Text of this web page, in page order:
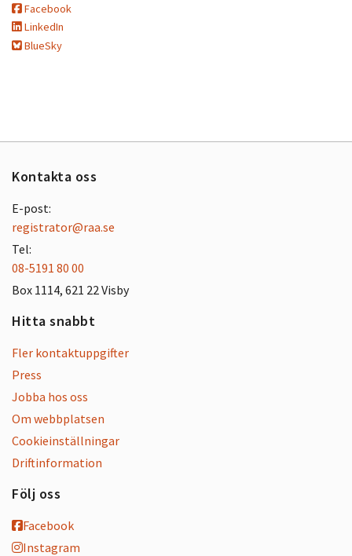
Facebook
LinkedIn
BlueSky
Kontakta oss
E-post:
registrator@raa.se
Tel:
08-5191 80 00
Box 1114, 621 22 Visby
Hitta snabbt
Fler kontaktuppgifter
Press
Jobba hos oss
Om webbplatsen
Cookieinställningar
Driftinformation
Följ oss
Facebook
Instagram